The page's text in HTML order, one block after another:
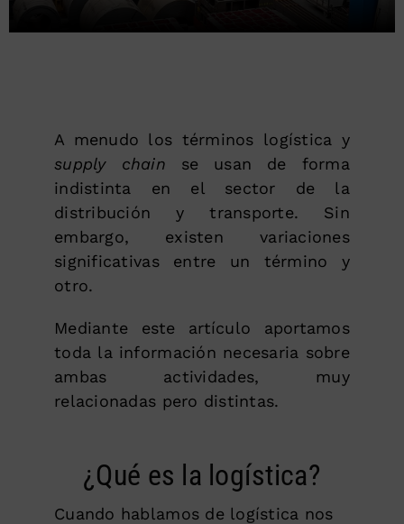
A menudo los términos logística y
supply chain se usan de forma
indistinta en el sector de la
distribución y transporte. Sin
embargo, existen variaciones
significativas entre un término y
otro.
Mediante este artículo aportamos
toda la información necesaria sobre
ambas actividades, muy
relacionadas pero distintas.
¿Qué es la logística?
Cuando hablamos de logística nos